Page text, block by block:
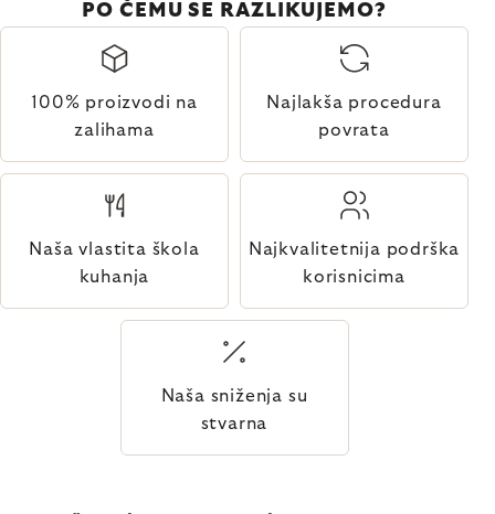
PO ČEMU SE RAZLIKUJEMO?
100% proizvodi na
zalihama
Najlakša procedura
povrata
Naša vlastita škola
kuhanja
Najkvalitetnija podrška
korisnicima
Naša sniženja su
stvarna